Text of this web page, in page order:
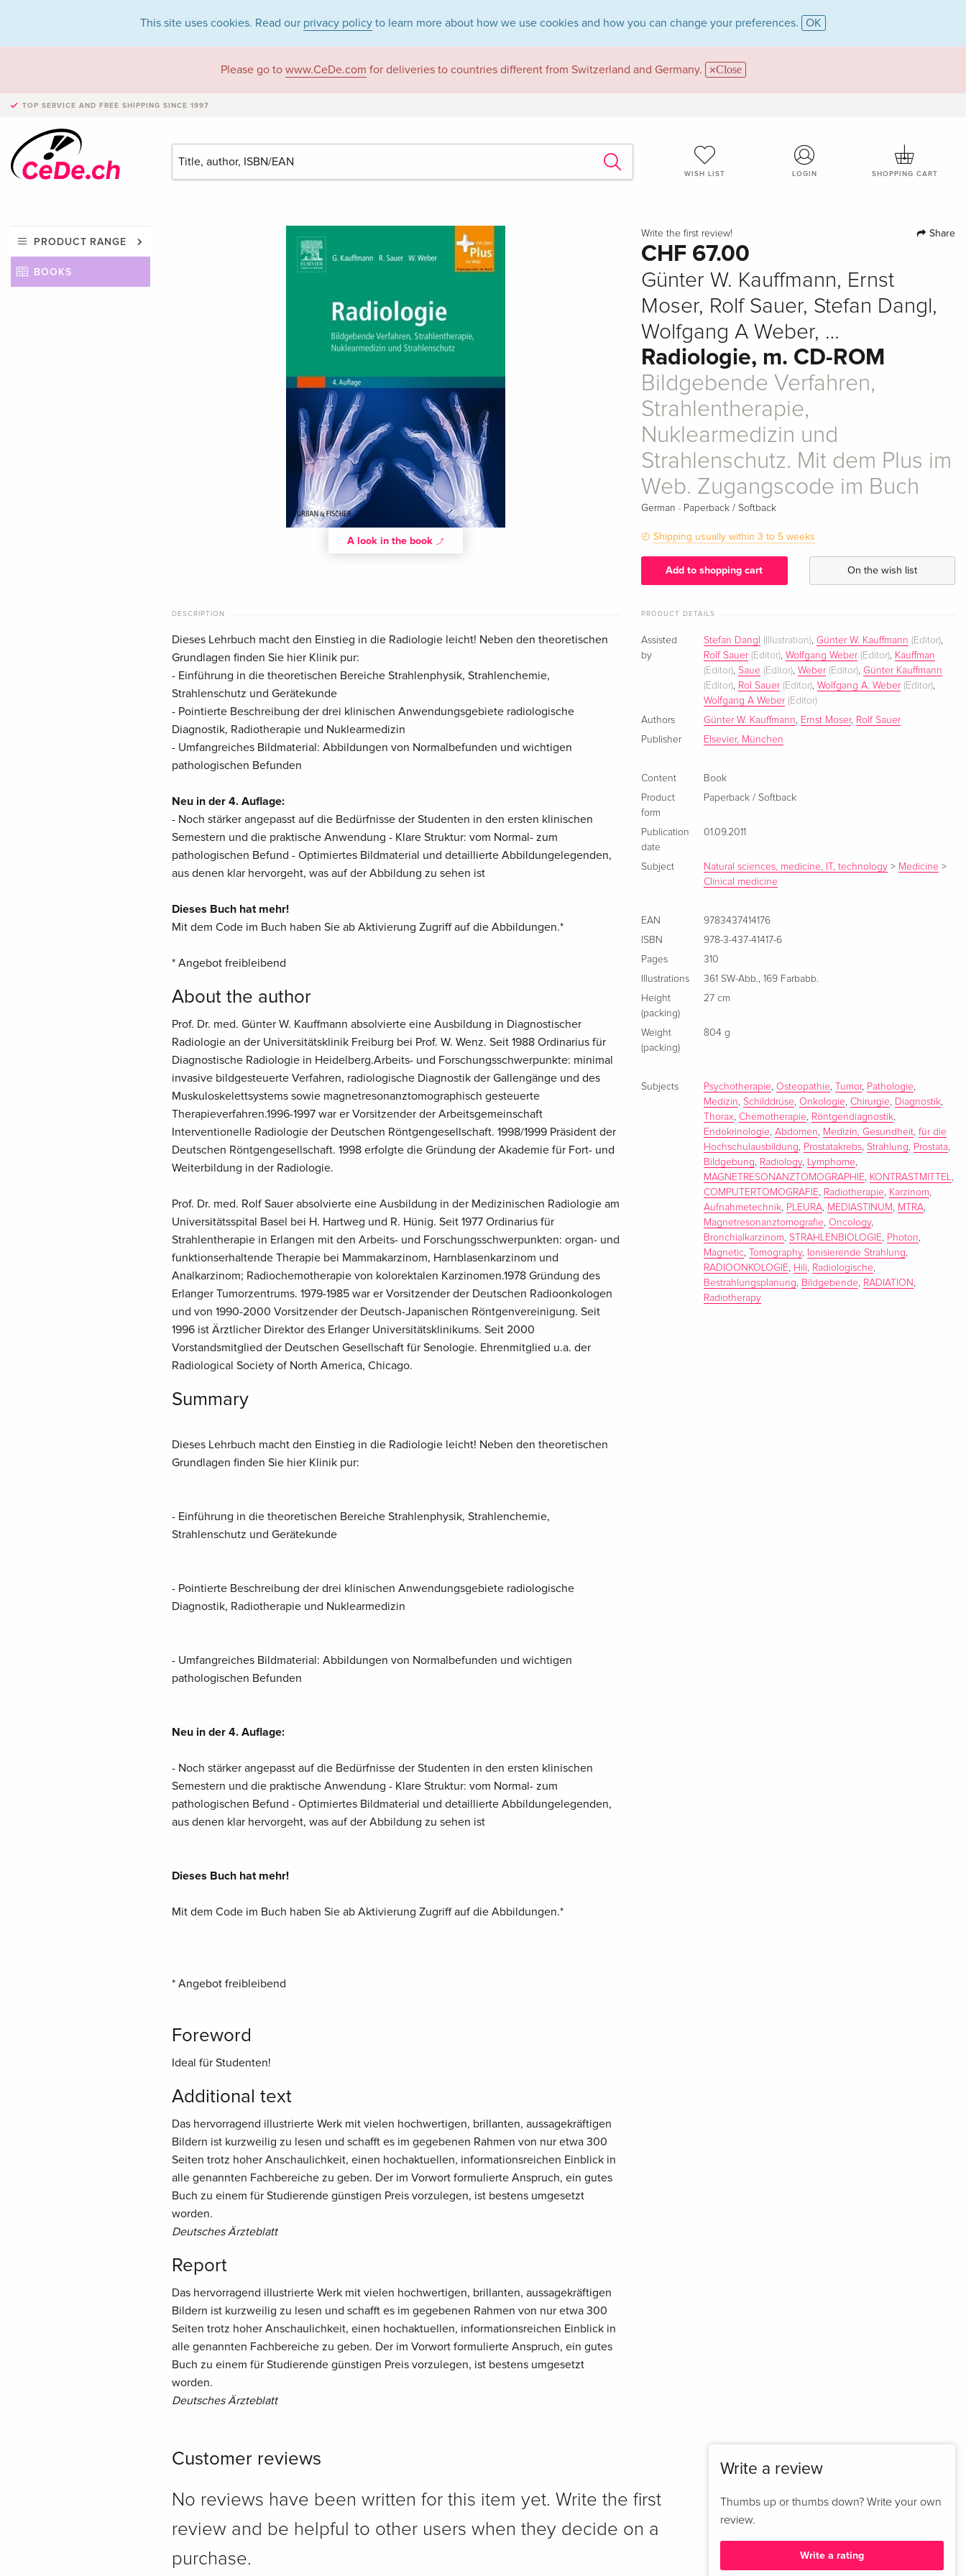
This site uses cookies. Read our privacy policy to learn more about how we use cookies and how you can change your preferences. OK
Please go to www.CeDe.com for deliveries to countries different from Switzerland and Germany. Close
TOP SERVICE AND FREE SHIPPING SINCE 1997
WISH LIST LOGIN SHOPPING CART
PRODUCT RANGE
BOOKS
A look in the book
Write the first review! Share
CHF 67.00
Günter W. Kauffmann, Ernst
Moser, Rolf Sauer, Stefan Dangl,
Wolfgang A Weber, …
Radiologie, m. CD-ROM
Bildgebende Verfahren,
Strahlentherapie,
Nuklearmedizin und
Strahlenschutz. Mit dem Plus im
Web. Zugangscode im Buch
German · Paperback / Softback
Shipping usually within 3 to 5 weeks
Add to shopping cart On the wish list
DESCRIPTION
Dieses Lehrbuch macht den Einstieg in die Radiologie leicht! Neben den theoretischen
Grundlagen finden Sie hier Klinik pur:
- Einführung in die theoretischen Bereiche Strahlenphysik, Strahlenchemie,
Strahlenschutz und Gerätekunde
- Pointierte Beschreibung der drei klinischen Anwendungsgebiete radiologische
Diagnostik, Radiotherapie und Nuklearmedizin
- Umfangreiches Bildmaterial: Abbildungen von Normalbefunden und wichtigen
pathologischen Befunden
Neu in der 4. Auflage:
- Noch stärker angepasst auf die Bedürfnisse der Studenten in den ersten klinischen
Semestern und die praktische Anwendung - Klare Struktur: vom Normal- zum
pathologischen Befund - Optimiertes Bildmaterial und detaillierte Abbildungelegenden,
aus denen klar hervorgeht, was auf der Abbildung zu sehen ist
Dieses Buch hat mehr!
Mit dem Code im Buch haben Sie ab Aktivierung Zugriff auf die Abbildungen.*
* Angebot freibleibend
About the author
Prof. Dr. med. Günter W. Kauffmann absolvierte eine Ausbildung in Diagnostischer
Radiologie an der Universitätsklinik Freiburg bei Prof. W. Wenz. Seit 1988 Ordinarius für
Diagnostische Radiologie in Heidelberg.Arbeits- und Forschungsschwerpunkte: minimal
invasive bildgesteuerte Verfahren, radiologische Diagnostik der Gallengänge und des
Muskuloskelettsystems sowie magnetresonanztomographisch gesteuerte
Therapieverfahren.1996-1997 war er Vorsitzender der Arbeitsgemeinschaft
Interventionelle Radiologie der Deutschen Röntgengesellschaft. 1998/1999 Präsident der
Deutschen Röntgengesellschaft. 1998 erfolgte die Gründung der Akademie für Fort- und
Weiterbildung in der Radiologie.
Prof. Dr. med. Rolf Sauer absolvierte eine Ausbildung in der Medizinischen Radiologie am
Universitätsspital Basel bei H. Hartweg und R. Hünig. Seit 1977 Ordinarius für
Strahlentherapie in Erlangen mit den Arbeits- und Forschungsschwerpunkten: organ- und
funktionserhaltende Therapie bei Mammakarzinom, Harnblasenkarzinom und
Analkarzinom; Radiochemotherapie von kolorektalen Karzinomen.1978 Gründung des
Erlanger Tumorzentrums. 1979-1985 war er Vorsitzender der Deutschen Radioonkologen
und von 1990-2000 Vorsitzender der Deutsch-Japanischen Röntgenvereinigung. Seit
1996 ist Ärztlicher Direktor des Erlanger Universitätsklinikums. Seit 2000
Vorstandsmitglied der Deutschen Gesellschaft für Senologie. Ehrenmitglied u.a. der
Radiological Society of North America, Chicago.
Summary
Dieses Lehrbuch macht den Einstieg in die Radiologie leicht! Neben den theoretischen
Grundlagen finden Sie hier Klinik pur:
- Einführung in die theoretischen Bereiche Strahlenphysik, Strahlenchemie,
Strahlenschutz und Gerätekunde
- Pointierte Beschreibung der drei klinischen Anwendungsgebiete radiologische
Diagnostik, Radiotherapie und Nuklearmedizin
- Umfangreiches Bildmaterial: Abbildungen von Normalbefunden und wichtigen
pathologischen Befunden
Neu in der 4. Auflage:
- Noch stärker angepasst auf die Bedürfnisse der Studenten in den ersten klinischen
Semestern und die praktische Anwendung - Klare Struktur: vom Normal- zum
pathologischen Befund - Optimiertes Bildmaterial und detaillierte Abbildungelegenden,
aus denen klar hervorgeht, was auf der Abbildung zu sehen ist
Dieses Buch hat mehr!
Mit dem Code im Buch haben Sie ab Aktivierung Zugriff auf die Abbildungen.*
* Angebot freibleibend
Foreword
Ideal für Studenten!
Additional text
Das hervorragend illustrierte Werk mit vielen hochwertigen, brillanten, aussagekräftigen
Bildern ist kurzweilig zu lesen und schafft es im gegebenen Rahmen von nur etwa 300
Seiten trotz hoher Anschaulichkeit, einen hochaktuellen, informationsreichen Einblick in
alle genannten Fachbereiche zu geben. Der im Vorwort formulierte Anspruch, ein gutes
Buch zu einem für Studierende günstigen Preis vorzulegen, ist bestens umgesetzt
worden.
Deutsches Ärzteblatt
Report
Das hervorragend illustrierte Werk mit vielen hochwertigen, brillanten, aussagekräftigen
Bildern ist kurzweilig zu lesen und schafft es im gegebenen Rahmen von nur etwa 300
Seiten trotz hoher Anschaulichkeit, einen hochaktuellen, informationsreichen Einblick in
alle genannten Fachbereiche zu geben. Der im Vorwort formulierte Anspruch, ein gutes
Buch zu einem für Studierende günstigen Preis vorzulegen, ist bestens umgesetzt
worden.
Deutsches Ärzteblatt
PRODUCT DETAILS
Assisted
by
Stefan Dangl (Illustration),Günter W. Kauffmann (Editor),
Rolf Sauer(Editor),Wolfgang Weber(Editor), Kauffman
(Editor),Saue (Editor),Weber(Editor),Günter Kauffmann
(Editor), Rol Sauer(Editor),Wolfgang A. Weber(Editor),
Wolfgang A Weber(Editor)
Authors
Günter W. Kauffmann, Ernst Moser, Rolf Sauer
Publisher
Elsevier, München
Content
Book
Product
form
Paperback / Softback
Publication
date
01.09.2011
Subject Natural sciences, medicine, IT, technology > Medicine >
Clinical medicine
EAN
9783437414176
ISBN
978-3-437-41417-6
Pages
310
Illustrations
361 SW-Abb., 169 Farbabb.
Height
(packing)
27 cm
Weight
(packing)
804 g
Subjects Psychotherapie,Osteopathie, Tumor, Pathologie,
Medizin,Schilddrüse,Onkologie,Chirurgie, Diagnostik,
Thorax,Chemotherapie, Röntgendiagnostik,
Endokrinologie,Abdomen, Medizin, Gesundheit,für die
Hochschulausbildung, Prostatakrebs,Strahlung, Prostata,
Bildgebung, Radiology, Lymphome,
MAGNETRESONANZTOMOGRAPHIE, KONTRASTMITTEL,
COMPUTERTOMOGRAFIE, Radiotherapie, Karzinom,
Aufnahmetechnik, PLEURA, MEDIASTINUM , MTRA,
Magnetresonanztomografie,Oncology,
Bronchialkarzinom,STRAHLENBIOLOGIE, Photon,
Magnetic, Tomography, Ionisierende Strahlung,
RADIOONKOLOGIE, Hili, Radiologische,
Bestrahlungsplanung, Bildgebende, RADIATION ,
Radiotherapy
Customer reviews
No reviews have been written for this item yet. Write the first
review and be helpful to other users when they decide on a
purchase.
Write a review
Thumbs up or thumbs down? Write your own
review.
Write a rating